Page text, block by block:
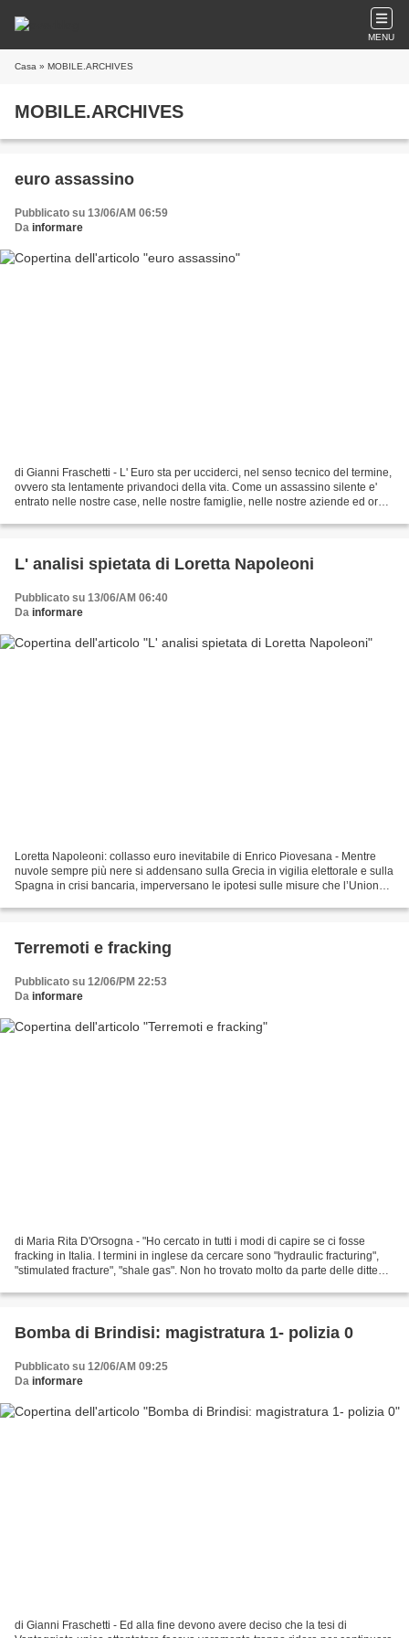
MENU
Casa » MOBILE.ARCHIVES
MOBILE.ARCHIVES
euro assassino
Pubblicato su 13/06/AM 06:59
Da informare
di Gianni Fraschetti - L' Euro sta per ucciderci, nel senso tecnico del termine,
ovvero sta lentamente privandoci della vita. Come un assassino silente e'
entrato nelle nostre case, nelle nostre famiglie, nelle nostre aziende ed ora,
L' analisi spietata di Loretta Napoleoni
Pubblicato su 13/06/AM 06:40
Da informare
Loretta Napoleoni: collasso euro inevitabile di Enrico Piovesana - Mentre
nuvole sempre più nere si addensano sulla Grecia in vigilia elettorale e sulla
Spagna in crisi bancaria, imperversano le ipotesi sulle misure che l’Unione
Terremoti e fracking
Pubblicato su 12/06/PM 22:53
Da informare
di Maria Rita D'Orsogna - "Ho cercato in tutti i modi di capire se ci fosse
fracking in Italia. I termini in inglese da cercare sono "hydraulic fracturing",
"stimulated fracture", "shale gas". Non ho trovato molto da parte delle ditte
Bomba di Brindisi: magistratura 1- polizia 0
Pubblicato su 12/06/AM 09:25
Da informare
di Gianni Fraschetti - Ed alla fine devono avere deciso che la tesi di